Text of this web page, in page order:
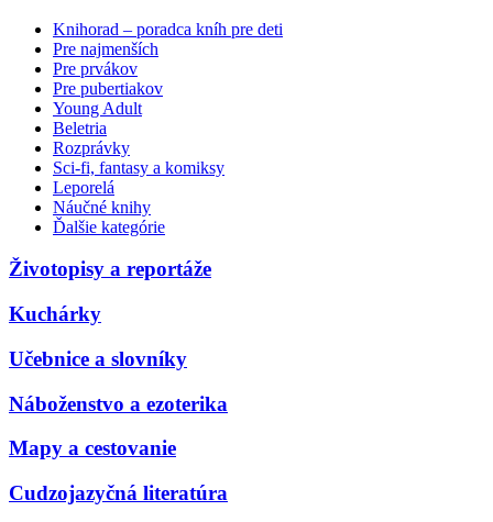
Knihorad – poradca kníh pre deti
Pre najmenších
Pre prvákov
Pre pubertiakov
Young Adult
Beletria
Rozprávky
Sci-fi, fantasy a komiksy
Leporelá
Náučné knihy
Ďalšie kategórie
Životopisy a reportáže
Kuchárky
Učebnice a slovníky
Náboženstvo a ezoterika
Mapy a cestovanie
Cudzojazyčná literatúra